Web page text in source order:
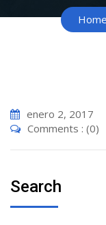
Home
enero 2, 2017
Comments : (0)
Search